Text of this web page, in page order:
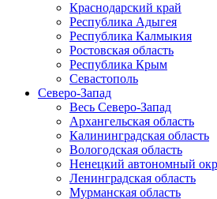
Краснодарский край
Республика Адыгея
Республика Калмыкия
Ростовская область
Республика Крым
Севастополь
Северо-Запад
Весь Северо-Запад
Архангельская область
Калининградская область
Вологодская область
Ненецкий автономный
Ленинградская область
Мурманская область